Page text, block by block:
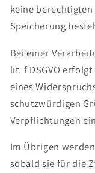
keine
Speicherung
Bei einer
lit. f DSGVO
eines
schutzwürdigen
Verpflichtungen
Im Übrigen
sobald sie für die